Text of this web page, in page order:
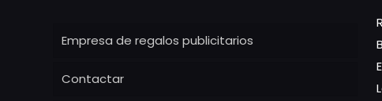
Empresa de regalos publicitarios
Contactar